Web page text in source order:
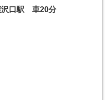
沢口駅 車20分